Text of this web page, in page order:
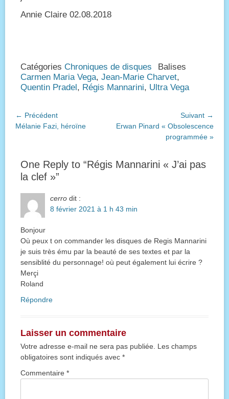
Annie Claire 02.08.2018
Catégories Chroniques de disques
Balises
Carmen Maria Vega, Jean-Marie Charvet,
Quentin Pradel , Régis Mannarini, Ultra Vega
Navigation
de
← Précédent
Article
Mélanie Fazi, héroïne
Suivant →
Article
Erwan Pinard « Obsolescence
programmée »
One Reply to “Régis Mannarini « J’ai pas
la clef »”
cerro dit :
8 février 2021 à 1 h 43 min
Bonjour
Où peux t on commander les disques de Regis Mannarini
je suis très ému par la beauté de ses textes et par la
sensiblité du personnage! où peut également lui écrire ?
Merçi
Roland
Répondre
Laisser un commentaire
Votre adresse e-mail ne sera pas publiée.
Les champs
obligatoires sont indiqués avec *
Commentaire *